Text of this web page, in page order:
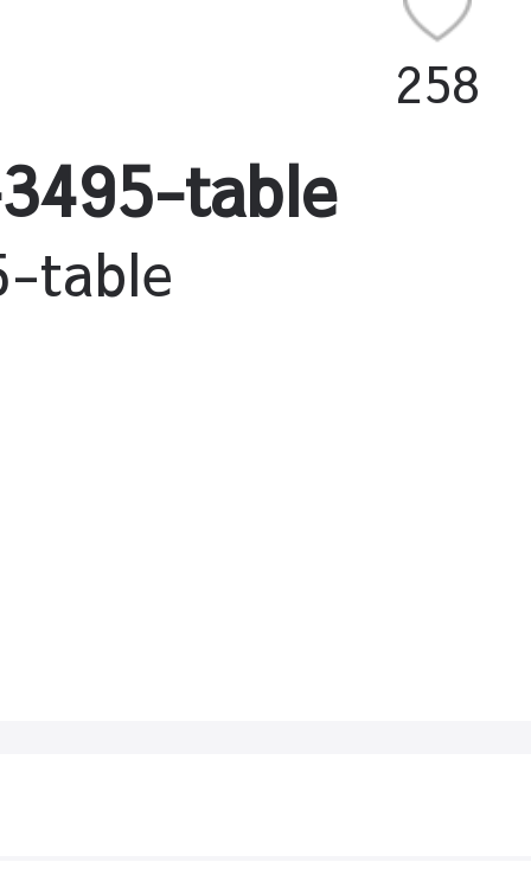
258
table
table